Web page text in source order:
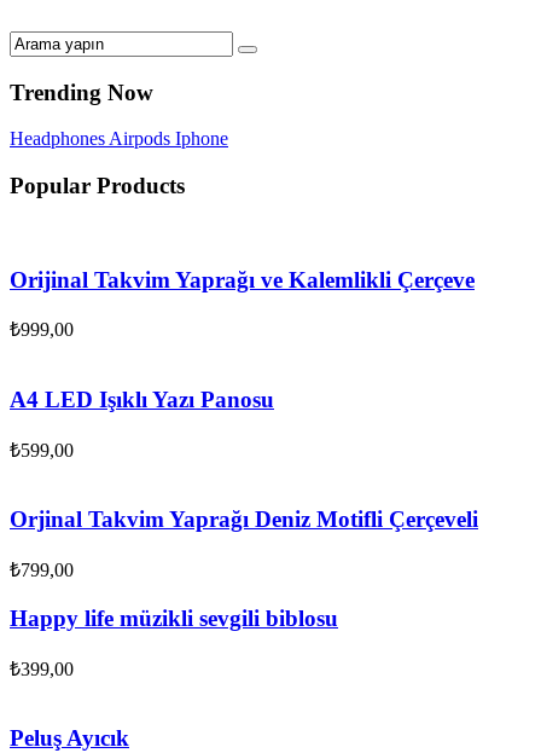
Trending Now
HeadphonesAirpods Iphone
Popular Products
Orijinal Takvim Yaprağı ve Kalemlikli Çerçeve
₺999,00
A4 LED Işıklı Yazı Panosu
₺599,00
Orjinal Takvim Yaprağı Deniz Motifli Çerçeveli
₺799,00
Happy life müzikli sevgili biblosu
₺399,00
Peluş Ayıcık